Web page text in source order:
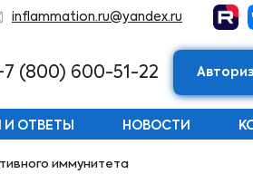
inflammation.ru@yandex.ru
(800) 600-51-22
ОТВЕТЫ НОВОСТИ
иммунитета